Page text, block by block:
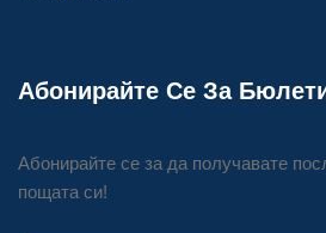
Абонирайте Се За
Абонирайте се за да получавате
пощата си!